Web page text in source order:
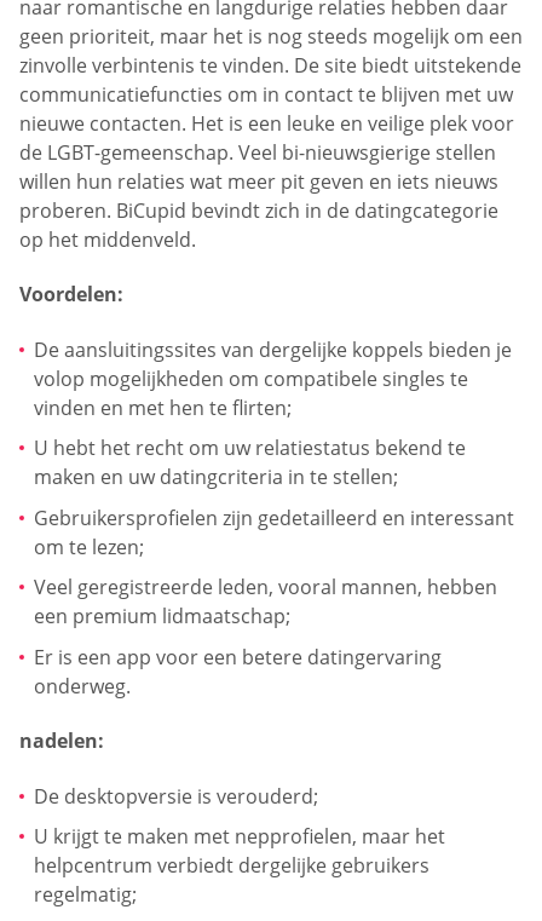
naar romantische en langdurige relaties hebben daar
geen prioriteit, maar het is nog steeds mogelijk om een
zinvolle verbintenis te vinden. De site biedt uitstekende
communicatiefuncties om in contact te blijven met uw
nieuwe contacten. Het is een leuke en veilige plek voor
de LGBT-gemeenschap. Veel bi-nieuwsgierige stellen
willen hun relaties wat meer pit geven en iets nieuws
proberen. BiCupid bevindt zich in de datingcategorie
op het middenveld.
Voordelen:
De aansluitingssites van dergelijke koppels bieden je
volop mogelijkheden om compatibele singles te
vinden en met hen te flirten;
U hebt het recht om uw relatiestatus bekend te
maken en uw datingcriteria in te stellen;
Gebruikersprofielen zijn gedetailleerd en interessant
om te lezen;
Veel geregistreerde leden, vooral mannen, hebben
een premium lidmaatschap;
Er is een app voor een betere datingervaring
onderweg.
nadelen:
De desktopversie is verouderd;
U krijgt te maken met nepprofielen, maar het
helpcentrum verbiedt dergelijke gebruikers
regelmatig;